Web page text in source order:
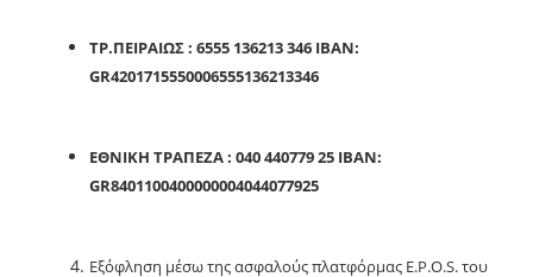
ΤΡ.ΠΕΙΡΑΙΩΣ : 6555 136213 346 ΙΒΑΝ:
GR4201715550006555136213346
ΕΘΝΙΚΗ ΤΡΑΠΕΖΑ : 040 440779 25 ΙΒΑΝ:
GR8401100400000004044077925
Εξόφληση μέσω της ασφαλούς πλατφόρμας E.P.O.S. του